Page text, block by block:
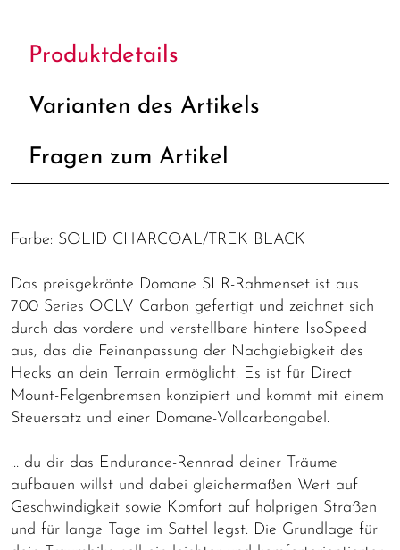
Produktdetails
Varianten des Artikels
Fragen zum Artikel
Farbe: SOLID CHARCOAL/TREK BLACK
Das preisgekrönte Domane SLR-Rahmenset ist aus
700 Series OCLV Carbon gefertigt und zeichnet sich
durch das vordere und verstellbare hintere IsoSpeed
aus, das die Feinanpassung der Nachgiebigkeit des
Hecks an dein Terrain ermöglicht. Es ist für Direct
Mount-Felgenbremsen konzipiert und kommt mit einem
Steuersatz und einer Domane-Vollcarbongabel.
… du dir das Endurance-Rennrad deiner Träume
aufbauen willst und dabei gleichermaßen Wert auf
Geschwindigkeit sowie Komfort auf holprigen Straßen
und für lange Tage im Sattel legst. Die Grundlage für